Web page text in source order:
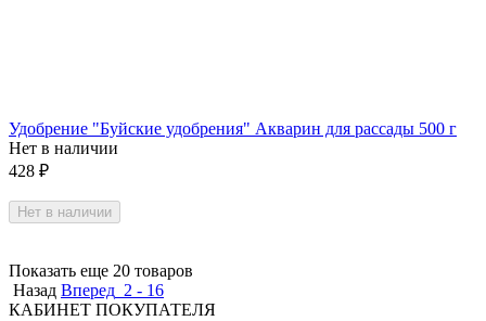
Удобрение "Буйские удобрения" Акварин для рассады 500 г
Нет в наличии
428 ₽
Нет в наличии
Показать еще 20 товаров
Назад Вперед 2 - 16
КАБИНЕТ ПОКУПАТЕЛЯ